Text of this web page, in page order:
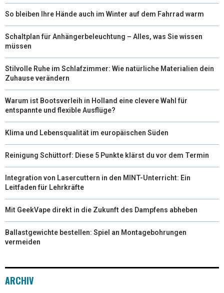
)
So bleiben Ihre Hände auch im Winter auf dem Fahrrad warm
Schaltplan für Anhängerbeleuchtung – Alles, was Sie wissen
müssen
Stilvolle Ruhe im Schlafzimmer: Wie natürliche Materialien dein
Zuhause verändern
Warum ist Bootsverleih in Holland eine clevere Wahl für
entspannte und flexible Ausflüge?
Klima und Lebensqualität im europäischen Süden
Reinigung Schüttorf: Diese 5 Punkte klärst du vor dem Termin
Integration von Lasercuttern in den MINT-Unterricht: Ein
Leitfaden für Lehrkräfte
Mit GeekVape direkt in die Zukunft des Dampfens abheben
Ballastgewichte bestellen: Spiel an Montagebohrungen
vermeiden
ARCHIV